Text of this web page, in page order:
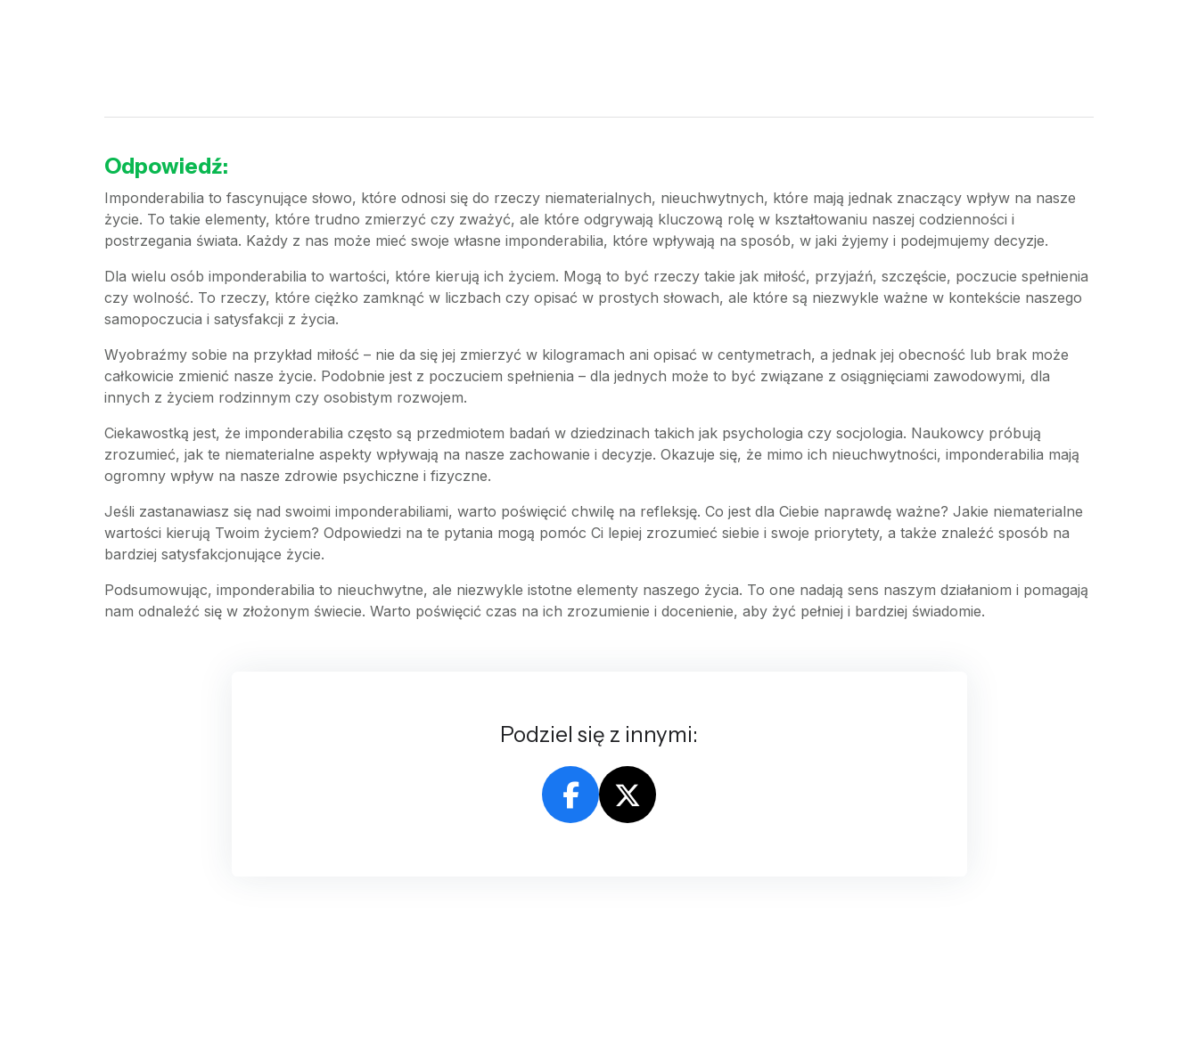
Odpowiedź:
Imponderabilia to fascynujące słowo, które odnosi się do rzeczy niematerialnych, nieuchwytnych, które mają jednak znaczący wpływ na nasze
życie. To takie elementy, które trudno zmierzyć czy zważyć, ale które odgrywają kluczową rolę w kształtowaniu naszej codzienności i
postrzegania świata. Każdy z nas może mieć swoje własne imponderabilia, które wpływają na sposób, w jaki żyjemy i podejmujemy decyzje.
Dla wielu osób imponderabilia to wartości, które kierują ich życiem. Mogą to być rzeczy takie jak miłość, przyjaźń, szczęście, poczucie spełnienia
czy wolność. To rzeczy, które ciężko zamknąć w liczbach czy opisać w prostych słowach, ale które są niezwykle ważne w kontekście naszego
samopoczucia i satysfakcji z życia.
Wyobraźmy sobie na przykład miłość – nie da się jej zmierzyć w kilogramach ani opisać w centymetrach, a jednak jej obecność lub brak może
całkowicie zmienić nasze życie. Podobnie jest z poczuciem spełnienia – dla jednych może to być związane z osiągnięciami zawodowymi, dla
innych z życiem rodzinnym czy osobistym rozwojem.
Ciekawostką jest, że imponderabilia często są przedmiotem badań w dziedzinach takich jak psychologia czy socjologia. Naukowcy próbują
zrozumieć, jak te niematerialne aspekty wpływają na nasze zachowanie i decyzje. Okazuje się, że mimo ich nieuchwytności, imponderabilia mają
ogromny wpływ na nasze zdrowie psychiczne i fizyczne.
Jeśli zastanawiasz się nad swoimi imponderabiliami, warto poświęcić chwilę na refleksję. Co jest dla Ciebie naprawdę ważne? Jakie niematerialne
wartości kierują Twoim życiem? Odpowiedzi na te pytania mogą pomóc Ci lepiej zrozumieć siebie i swoje priorytety, a także znaleźć sposób na
bardziej satysfakcjonujące życie.
Podsumowując, imponderabilia to nieuchwytne, ale niezwykle istotne elementy naszego życia. To one nadają sens naszym działaniom i pomagają
nam odnaleźć się w złożonym świecie. Warto poświęcić czas na ich zrozumienie i docenienie, aby żyć pełniej i bardziej świadomie.
Podziel się z innymi: